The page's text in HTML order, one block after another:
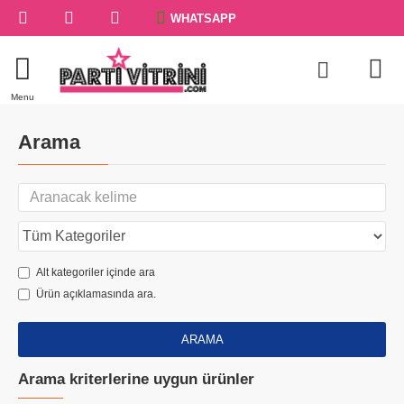
WHATSAPP
Arama
Alt kategoriler içinde ara
Ürün açıklamasında ara.
ARAMA
Arama kriterlerine uygun ürünler